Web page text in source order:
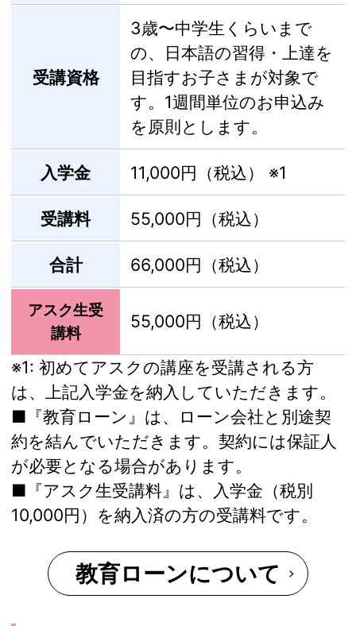
受講資格
3歳〜中学生くらいまで
の、日本語の習得・上達を
目指すお子さまが対象で
す。1週間単位のお申込み
を原則とします。
入学金 11,000円（税込） ※1
受講料 55,000円（税込）
合計 66,000円（税込）
アスク生受
講料
55,000円（税込）
※1: 初めてアスクの講座を受講される方
は、上記入学金を納入していただきます。
■『教育ローン』は、ローン会社と別途契
約を結んでいただきます。契約には保証人
が必要となる場合があります。
■『アスク生受講料』は、入学金（税別
10,000円）を納入済の方の受講料です。
教育ローンについて